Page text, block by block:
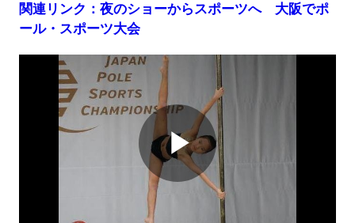
関連リンク：夜のショーからスポーツへ 大阪でポ
ール・スポーツ大会
Play